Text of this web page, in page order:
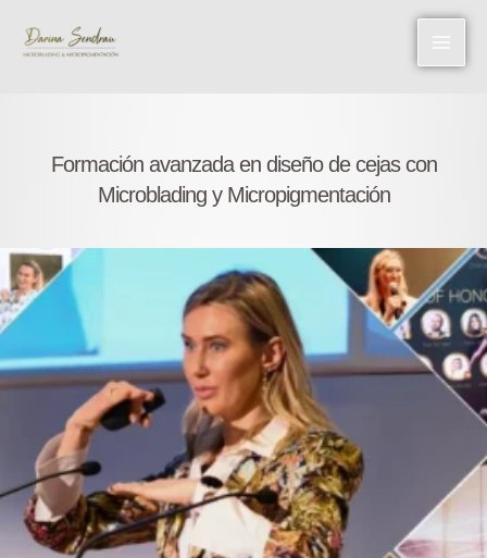
Formación avanzada en diseño de cejas con
Microblading y Micropigmentación